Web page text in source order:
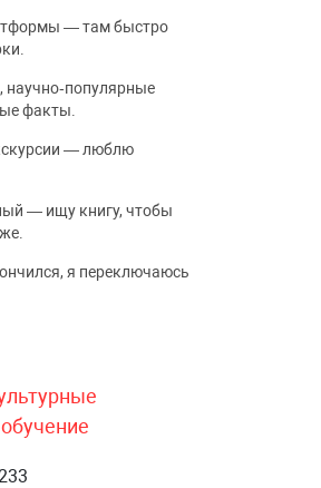
— там быстро
научно‑популярные
факты.
— люблю
— ищу книгу, чтобы
я переключаюсь